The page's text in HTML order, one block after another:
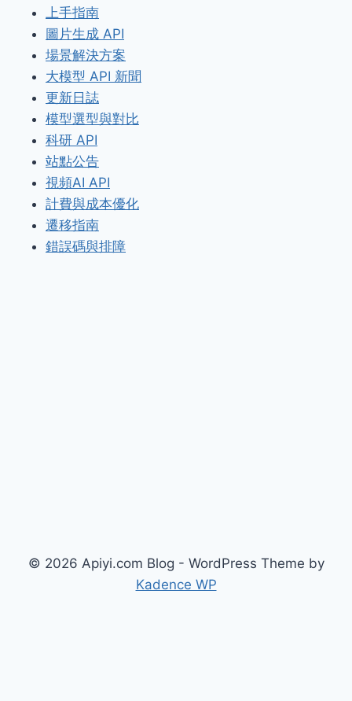
上手指南
圖片生成 API
場景解決方案
大模型 API 新聞
更新日誌
模型選型與對比
科研 API
站點公告
視頻AI API
計費與成本優化
遷移指南
錯誤碼與排障
© 2026 Apiyi.com Blog - WordPress Theme by
Kadence WP